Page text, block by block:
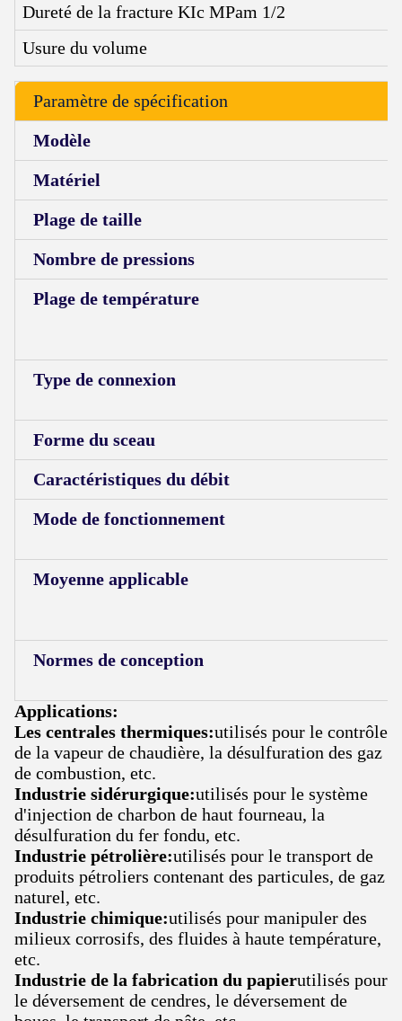
Dureté de la fracture KIc MPam 1/2
Usure du volume
Paramètre de spécification
Modèle
Matériel
Plage de taille
Nombre de pressions
Plage de température
Type de connexion
Forme du sceau
Caractéristiques du débit
Mode de fonctionnement
Moyenne applicable
Normes de conception
Applications:
Les centrales thermiques:utilisés pour le contrôle
de la vapeur de chaudière, la désulfuration des gaz
de combustion, etc.
Industrie sidérurgique:utilisés pour le système
d'injection de charbon de haut fourneau, la
désulfuration du fer fondu, etc.
Industrie pétrolière:utilisés pour le transport de
produits pétroliers contenant des particules, de gaz
naturel, etc.
Industrie chimique:utilisés pour manipuler des
milieux corrosifs, des fluides à haute température,
etc.
Industrie de la fabrication du papierutilisés pour
le déversement de cendres, le déversement de